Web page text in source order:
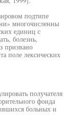
подтипе
многочисленны
единиц с
болезнь,
призвано
поле лексических
получателя
фонда
больных и